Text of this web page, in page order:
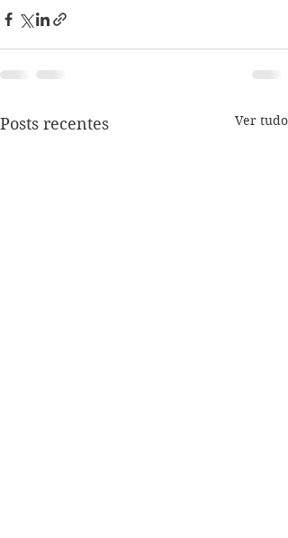
Posts recentes Ver tudo